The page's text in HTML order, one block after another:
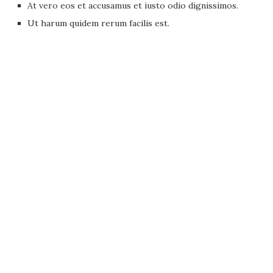
At vero eos et accusamus et iusto odio dignissimos.
Ut harum quidem rerum facilis est.